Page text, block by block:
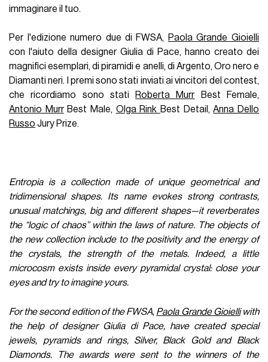
immaginare il tuo.
Per l'edizione numero due di FWSA,
Paola Grande Gioielli
con l'aiuto della designer Giulia di Pace, hanno creato dei
magnifici esemplari, di piramidi e anelli, di Argento, Oro nero e
Diamanti neri. I premi sono stati inviati ai vincitori del contest,
che ricordiamo sono stati
Roberta MurrBest Female,
Antonio MurrBest Male, Olga Rink Best Detail,Anna Dello
Russo Jury Prize.
Entropia is a collection made of unique geometrical and
tridimensional shapes. Its name evokes strong contrasts,
unusual matchings, big and different shapes—it reverberates
the “logic of chaos” within the laws of nature. The objects of
the new collection include to the positivity and the energy of
the crystals, the strength of the metals. Indeed, a little
microcosm exists inside every pyramidal crystal: close your
eyes and try to imagine yours.
For the second edition of the FWSA, Paola Grande Gioielliwith
the help of designer Giulia di Pace, have created special
jewels, pyramids and rings, Silver, Black Gold and Black
Diamonds. The awards were sent to the winners of the